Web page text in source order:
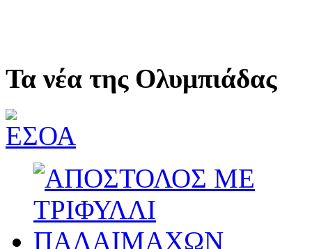
Τα νέα της Ολυμπιάδας